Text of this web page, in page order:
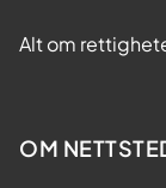
Alt om
OM